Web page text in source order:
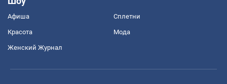
Афиша Сплетни
Красота Мода
Женский Журнал